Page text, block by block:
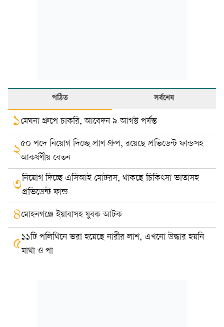
পঠিত সর্বশেষ
১মেঘনা গ্রুপে চাকরি, আবেদন ৯ আগস্ট পর্যন্ত
২৫০ পদে নিয়োগ দিচ্ছে প্রাণ গ্রুপ, রয়েছে প্রভিডেন্ট ফান্ডসহ
আকর্ষণীয় বেতন
৩নিয়োগ দিচ্ছে এসিআই মোটরস, থাকছে চিকিৎসা ভাতাসহ
প্রভিডেন্ট ফান্ড
৪মোহনগঞ্জে ইয়াবাসহ যুবক আটক
৫১১টি পলিথিনে ভরা হয়েছে নারীর লাশ, এখনো উদ্ধার হয়নি
মাথা ও পা